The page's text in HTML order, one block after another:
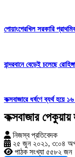
পোয়াংগেরখিল সরকারি
বান্দরবানে বেড়েই চলেছে
কক্সবাজারে ধর্ষণে ব্যর্থ হয়ে
কক্সবাজার
নিজস্ব প্রতিবেদক
২৫ জুন ২০২১, ৩:০৪
পাঠক সংখ্যা ৫৫৮২ জন